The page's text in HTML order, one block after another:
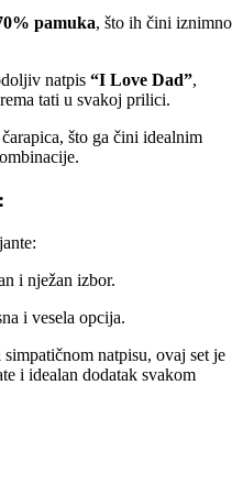
pamuka, što ih čini iznimno
natpis “I Love Dad”,
tati u svakoj prilici.
što ga čini idealnim
i nježan izbor.
i vesela opcija.
natpisu, ovaj set je
i idealan dodatak svakom